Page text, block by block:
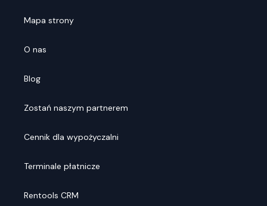
Mapa strony
O nas
Blog
Zostań naszym partnerem
Cennik dla wypożyczalni
Terminale płatnicze
Rentools CRM